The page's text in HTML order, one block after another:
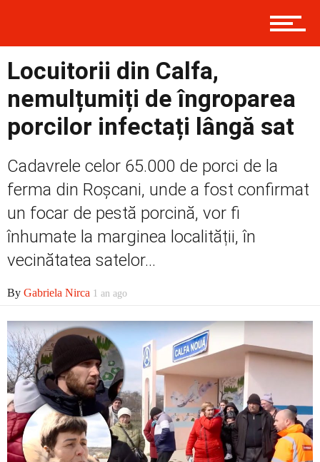
Externe
Contact
Locuitorii din Calfa,
nemulțumiți de îngroparea
porcilor infectați lângă sat
Cadavrele celor 65.000 de porci de la
ferma din Roșcani, unde a fost confirmat
un focar de pestă porcină, vor fi
înhumate la marginea localității, în
vecinătatea satelor...
By Gabriela Nirca 1 an ago